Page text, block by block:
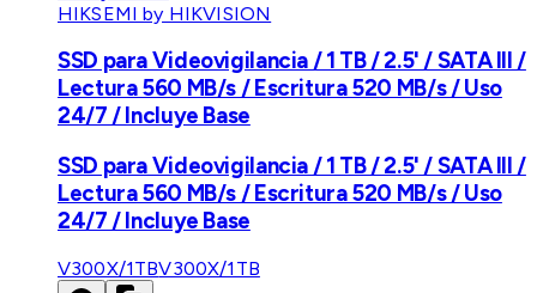
HIKSEMI by HIKVISION
SSD para Videovigilancia / 1 TB / 2.5' / SATA III /
Lectura 560 MB/s / Escritura 520 MB/s / Uso
24/7 / Incluye Base
SSD para Videovigilancia / 1 TB / 2.5' / SATA III /
Lectura 560 MB/s / Escritura 520 MB/s / Uso
24/7 / Incluye Base
V300X/1TBV300X/1TB